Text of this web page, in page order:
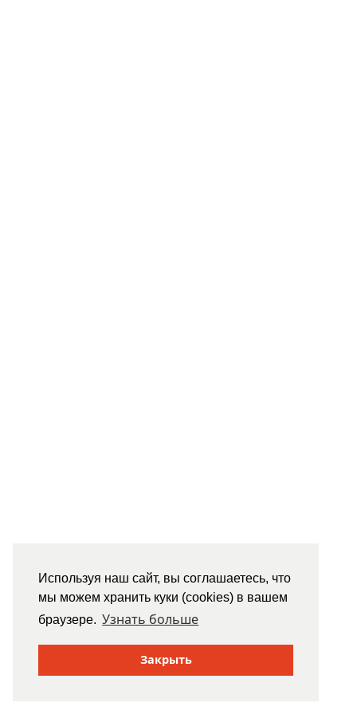
Используя наш сайт, вы соглашаетесь, что
мы можем хранить куки (cookies) в вашем
браузере. Узнать больше
Закрыть